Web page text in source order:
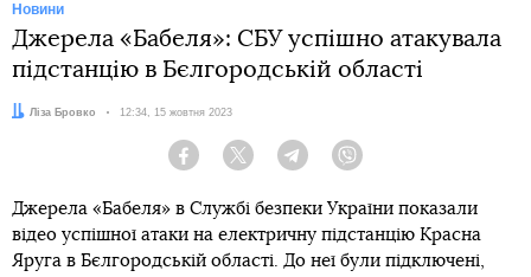
Новини
Джерела «Бабеля»: СБУ успішно атакувала
підстанцію в Бєлгородській області
Автор:
Ліза Бровко Дата:
12:34, 15 жовтня 2023
Facebook Twitter Telegram
Джерела «Бабеля» в Службі безпеки України показали
відео успішної атаки на електричну підстанцію Красна
Яруга в Бєлгородській області. До неї були підключені,